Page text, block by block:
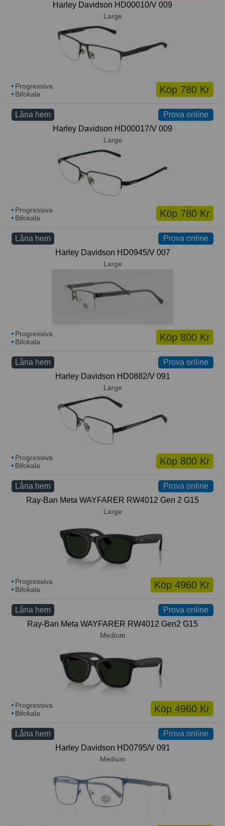
Harley Davidson HD00010/V 009
Large
Köp 780 Kr
Progressiva
Bifokala
Prova online
Låna hem
Harley Davidson HD00017/V 009
Large
Köp 780 Kr
Progressiva
Bifokala
Prova online
Låna hem
Harley Davidson HD0945/V 007
Large
Köp 800 Kr
Progressiva
Bifokala
Prova online
Låna hem
Harley Davidson HD0882/V 091
Large
Köp 800 Kr
Progressiva
Bifokala
Prova online
Låna hem
Ray-Ban Meta WAYFARER RW4012 Gen 2 G15
Large
Köp 4960 Kr
Progressiva
Bifokala
Prova online
Låna hem
Ray-Ban Meta WAYFARER RW4012 Gen2 G15
Medium
Köp 4960 Kr
Progressiva
Bifokala
Prova online
Prova online
Låna hem
Harley Davidson HD0795/V 091
Medium